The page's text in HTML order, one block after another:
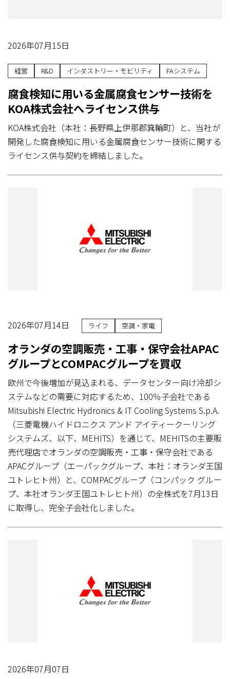
2026年07月15日
経営 R&D インダストリー・モビリティ FAシステム
腐食検知に用いる金属腐食センサー技術を
KOA株式会社へライセンス供与
KOA株式会社（本社：長野県上伊那郡箕輪町）と、当社が
開発した腐食検知に用いる金属腐食センサー技術に関する
ライセンス供与契約を締結しました。
2026年07月14日 ライフ 空調・家電
オランダの空調販売・工事・保守会社APAC
グループとCOMPACグループを買収
欧州で今後増加が見込まれる、データセンター向け冷却シ
ステムなどの需要に対応するため、100％子会社である
Mitsubishi Electric Hydronics & IT Cooling Systems S.p.A.
（三菱電機ハイドロニクス アンド アイティークーリング
システムズ、以下、MEHITS）を通じて、MEHITSの主要販
売代理店でオランダの空調販売・工事・保守会社である
APACグループ（エーパックグループ、本社：オランダ王国
ユトレヒト州）と、COMPACグループ（コンパック グルー
プ、本社オランダ王国ユトレヒト州）の全株式を7月13日
に取得し、完全子会社化しました。
2026年07月07日